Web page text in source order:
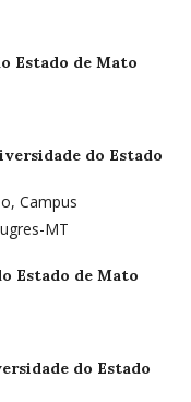
Estado de Mato
do Estado
Campus
MT
Estado de Mato
do Estado